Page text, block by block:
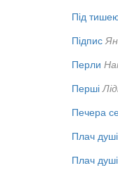
Під
Підпис
Перли
Перші
Печера
Плач
Плач